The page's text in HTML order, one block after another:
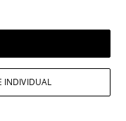
sau „227”,
pentru
INDIVIDUAL